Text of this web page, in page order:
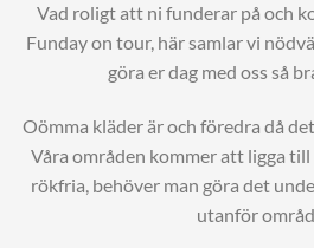
Vad roligt att ni funderar på och
Funday on tour, här samlar vi
göra er dag med oss så
Oömma kläder är och föredra då
Våra områden kommer att ligga
rökfria, behöver man göra det
utanför